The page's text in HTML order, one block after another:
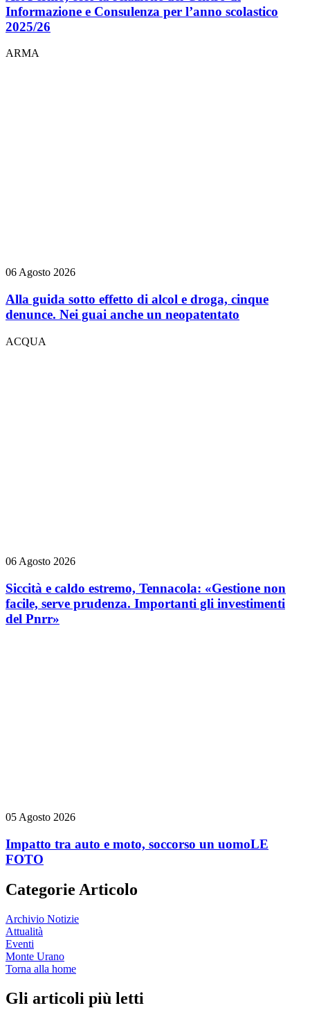
Informazione e Consulenza per l’anno scolastico
2025/26
ARMA
06 Agosto 2026
Alla guida sotto effetto di alcol e droga, cinque
denunce. Nei guai anche un neopatentato
ACQUA
06 Agosto 2026
Siccità e caldo estremo, Tennacola: «Gestione non
facile, serve prudenza. Importanti gli investimenti
del Pnrr»
05 Agosto 2026
Impatto tra auto e moto, soccorso un uomoLE
FOTO
Categorie Articolo
Archivio Notizie
Attualità
Eventi
Monte Urano
Torna alla home
Gli articoli più letti